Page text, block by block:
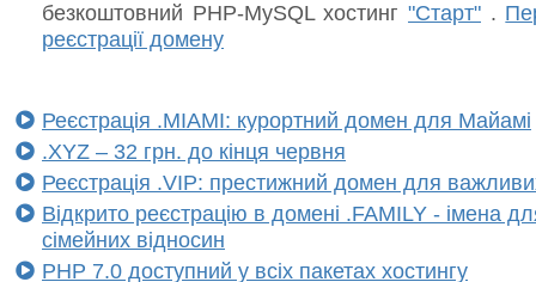
безкоштовний PHP-MySQL хостинг "Старт" .
реєстрації домену
Реєстрація .MIAMI: курортний домен для Майамі
.XYZ – 32 грн. до кінця червня
Реєстрація .VIP: престижний домен для
Відкрито реєстрацію в домені .FAMILY - імена
сімейних відносин
PHP 7.0 доступний у всіх пакетах хостингу